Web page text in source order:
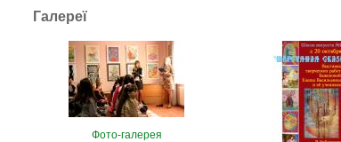
Галереї
Фото-галерея